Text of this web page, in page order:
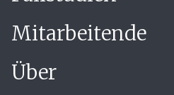
Mitarbeitende
Über